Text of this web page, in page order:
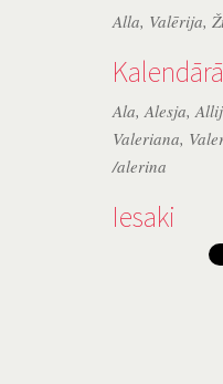
Alla, Valērija,
Ala,Alesja,
Valeriana,
/alerina
Iesaki